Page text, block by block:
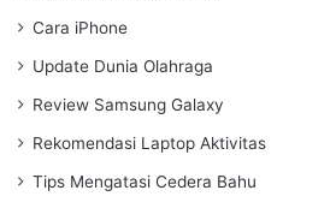
Cara iPhone
Update Dunia Olahraga
Review Samsung Galaxy
Rekomendasi Laptop Aktivitas
Tips Mengatasi Cedera Bahu